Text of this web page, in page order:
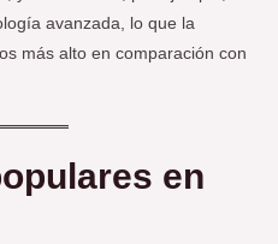
avanzada, lo que la
más alto en comparación con
en